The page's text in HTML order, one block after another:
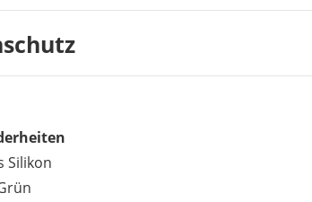
verwenden. Sie sollte aber immer ein
mit der Zeit verfärben, wenn du Gemüse
zu verbrennen. Die vielen positiven
Silikon